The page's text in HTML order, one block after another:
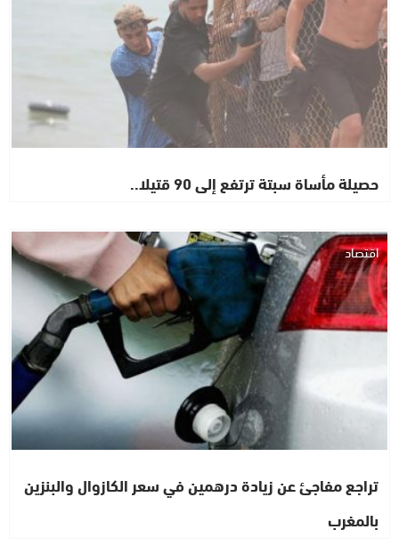
حصيلة مأساة سبتة ترتفع إلى 90 قتيلا..
اقتصاد
تراجع مفاجئ عن زيادة درهمين في سعر الكازوال والبنزين
بالمغرب